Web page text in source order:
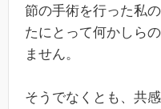
節の手術を行った私
たにとって何かしら
ません。
そうでなくとも、共